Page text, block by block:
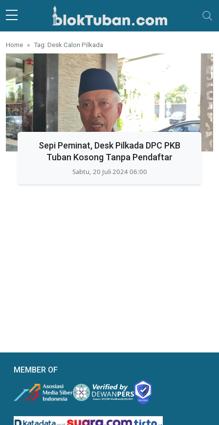
Skip to main content
Home Tag: Desk Calon Pilkada
Sepi Peminat, Desk Pilkada DPC PKB
Tuban Kosong Tanpa Pendaftar
Sabtu, 20 Juli 2024 06:00
MEMBER OF